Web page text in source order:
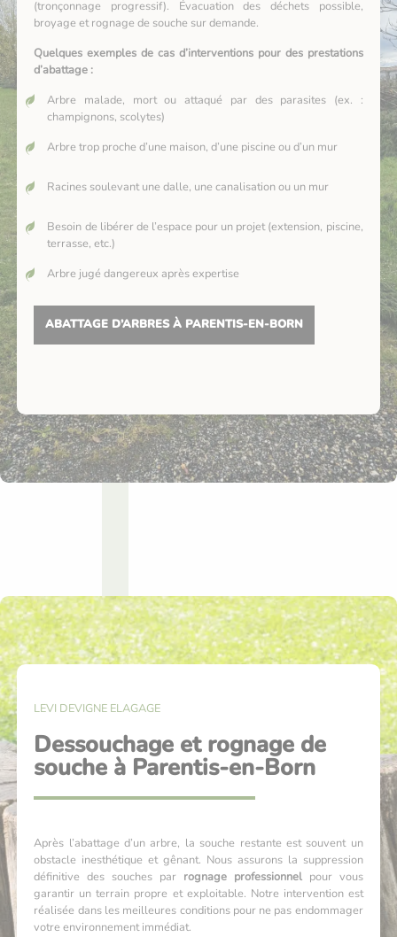
(tronçonnage progressif). Évacuation des déchets possible,
broyage et rognage de souche sur demande.
Quelques exemples de cas d’interventions pour des prestations
d’abattage :
Arbre malade, mort ou attaqué par des parasites (ex. :
champignons, scolytes)
Arbre trop proche d’une maison, d’une piscine ou d’un mur
Racines soulevant une dalle, une canalisation ou un mur
Besoin de libérer de l’espace pour un projet (extension, piscine,
terrasse, etc.)
Arbre jugé dangereux après expertise
ABATTAGE D’ARBRES À PARENTIS-EN-BORN
LEVI DEVIGNE ELAGAGE
Dessouchage et rognage de
souche à Parentis-en-Born
Après l’abattage d’un arbre, la souche restante est souvent un
obstacle inesthétique et gênant. Nous assurons la suppression
définitive des souches par rognage professionnelpour vous
garantir un terrain propre et exploitable. Notre intervention est
réalisée dans les meilleures conditions pour ne pas endommager
votre environnement immédiat.